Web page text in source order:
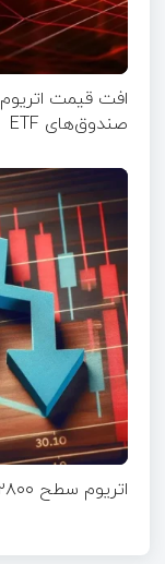
صندوق‌های ETF
اتریوم سطح ۲۸۰۰ دلاری را برای ساعاتی لمس کرد